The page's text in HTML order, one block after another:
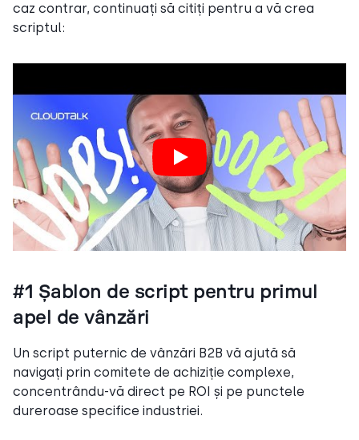
caz contrar, continuați să citiți pentru a vă crea
scriptul:
#1 Șablon de script pentru primul
apel de vânzări
Un script puternic de vânzări B2B vă ajută să
navigați prin comitete de achiziție complexe,
concentrându-vă direct pe ROI și pe punctele
dureroase specifice industriei.